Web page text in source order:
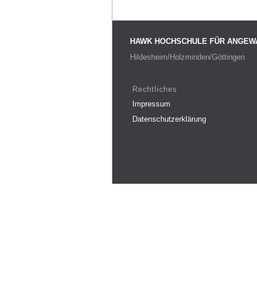
HAWK HOCHSCHULE FÜR
Hildesheim/Holzminden/Göttingen
Rechtliches
Impressum
Datenschutzerklärung